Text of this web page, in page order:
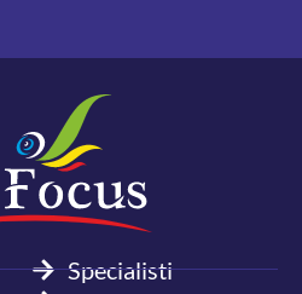
Specialisti